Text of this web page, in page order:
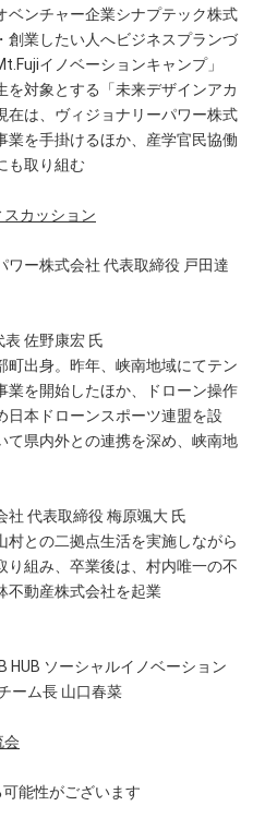
ベンチャー企業シナプテック株式
創業したい人へビジネスプランづ
イノベーションキャンプ」
を対象とする「未来デザインアカ
在は、ヴィジョナリーパワー株式
業を手掛けるほか、産学官民協働
も取り組む
カッション
ワー株式会社 代表取締役 戸田達
表 佐野康宏 氏
町出身。昨年、峡南地域にてテン
業を開始したほか、ドローン操作
日本ドローンスポーツ連盟を設
て県内外との連携を深め、峡南地
社 代表取締役 梅原颯大 氏
村との二拠点生活を実施しながら
り組み、卒業後は、村内唯一の不
不動産株式会社を起業
HUB ソーシャルイノベーション
ーム長 山口春菜
会
能性がございます